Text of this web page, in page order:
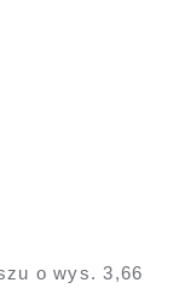
o wys. 3,66